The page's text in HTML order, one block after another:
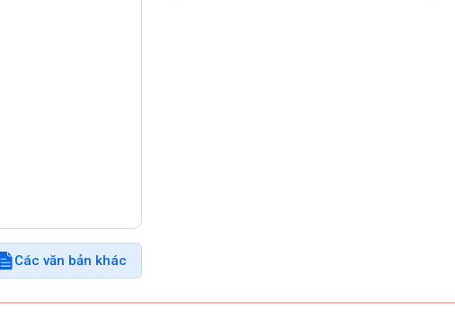
Các văn bản khác